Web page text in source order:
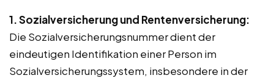
1. Sozialversicherung und Rentenversicherung:
Die Sozialversicherungsnummer dient der
eindeutigen Identifikation einer Person im
Sozialversicherungssystem, insbesondere in der